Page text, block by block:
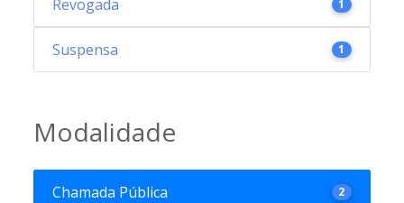
Revogada 1
Suspensa 1
Modalidade
Chamada Pública 2